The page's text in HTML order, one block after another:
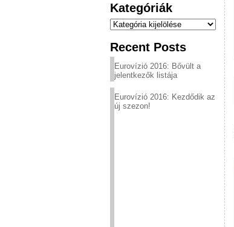
Kategóriák
Kategóriák
Recent Posts
Eurovízió 2016: Bővült a
jelentkezők listája
Eurovízió 2016: Kezdődik az
új szezon!